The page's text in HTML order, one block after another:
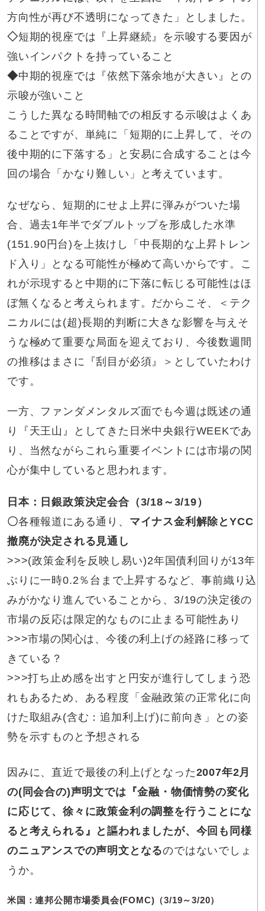
方向性が再び不透明になってきた」としました。
◇短期的視座では『上昇継続』を示唆する要因が
強いインパクトを持っていること
◆中期的視座では『依然下落余地が大きい』との
示唆が強いこと
こうした異なる時間軸での相反する示唆はよくあ
ることですが、単純に「短期的に上昇して、その
後中期的に下落する」と安易に合成することは今
回の場合「かなり難しい」と考えています。
なぜなら、短期的にせよ上昇に弾みがついた場
合、過去1年半でダブルトップを形成した水準
(151.90円台)を上抜けし「中長期的な上昇トレン
ド入り」となる可能性が極めて高いからです。こ
れが示現すると中期的に下落に転じる可能性はほ
ぼ無くなると考えられます。だからこそ、＜テク
ニカルには(超)長期的判断に大きな影響を与えそ
うな極めて重要な局面を迎えており、今後数週間
の推移はまさに『刮目が必須』＞としていたわけ
です。
一方、ファンダメンタルズ面でも今週は既述の通
り『天王山』としてきた日米中央銀行WEEKであ
り、当然ながらこれら重要イベントには市場の関
心が集中していると思われます。
日本：日銀政策決定会合（3/18～3/19）
〇各種報道にある通り、 マイナス金利解除とYCC
撤廃が決定される見通し
>>>(政策金利を反映し易い)2年国債利回りが13年
ぶりに一時0.2％台まで上昇するなど、事前織り込
みがかなり進んでいることから、3/19の決定後の
市場の反応は限定的なものに止まる可能性あり
>>>市場の関心は、今後の利上げの経路に移って
きている？
>>>打ち止め感を出すと円安が進行してしまう恐
れもあるため、ある程度「金融政策の正常化に向
けた取組み(含む：追加利上げ)に前向き」との姿
勢を示すものと予想される
因みに、直近で最後の利上げとなった2007年2月
の(同会合の)声明文では『金融・物価情勢の変化
に応じて、徐々に政策金利の調整を行うことにな
ると考えられる』と謳われましたが、今回も同様
のニュアンスでの声明文となるのではないでしょ
うか。
米国：連邦公開市場委員会(FOMC)（3/19～3/20）